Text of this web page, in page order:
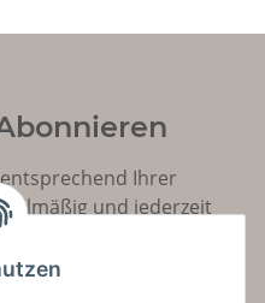
Ihrer
und jederzeit
Ihrem Produktsortiment
zu.